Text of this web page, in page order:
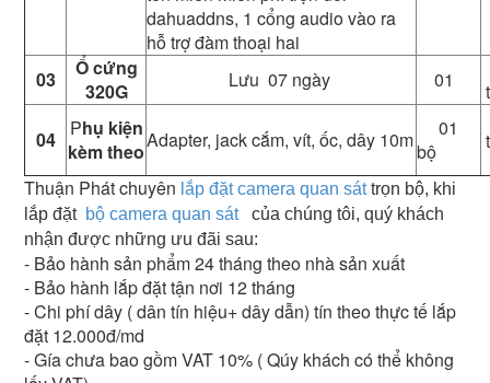
dahuaddns, 1 cổng audio vào ra
hỗ trợ đàm thoại hai
03
Ổ cứng
320G
Lưu 07 ngày 01
04
Phụ kiện
kèm theoAdapter, jack cắm, vít, ốc, dây 10m
01
bộ
Thuận Phát chuyên lắp đặt camera quan sáttrọn bộ, khi
lắp đặt bộ camera quan sát
của chúng tôi, quý khách
nhận được những ưu đãi sau:
- Bảo hành sản phẩm 24 tháng theo nhà sản xuất
- Bảo hành lắp đặt tận nơi 12 tháng
- Chi phí dây ( dân tín hiệu+ dây dẫn) tín theo thực tế lắp
đặt 12.000đ/md
- Gía chưa bao gồm VAT 10% ( Qúy khách có thể không